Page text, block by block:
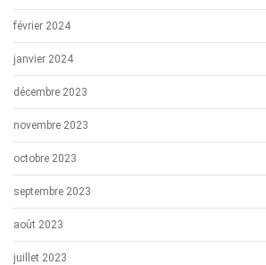
février 2024
janvier 2024
décembre 2023
novembre 2023
octobre 2023
septembre 2023
août 2023
juillet 2023